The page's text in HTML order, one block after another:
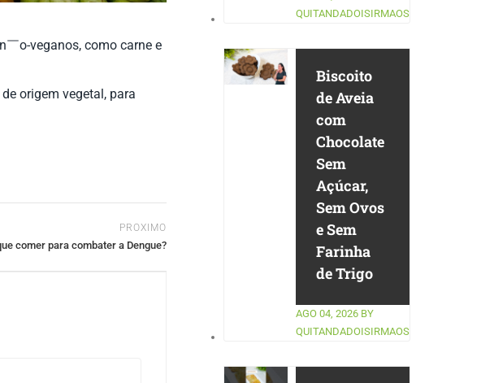
o-veganos, como carne e
origem vegetal, para
PROXIMO
comer para combater a Dengue?
QUITANDADOISIRMAOS
Biscoito
de Aveia
com
Chocolate
Sem
Açúcar,
Sem Ovos
e Sem
Farinha
de Trigo
AGO 04, 2026 BY
QUITANDADOISIRMAOS